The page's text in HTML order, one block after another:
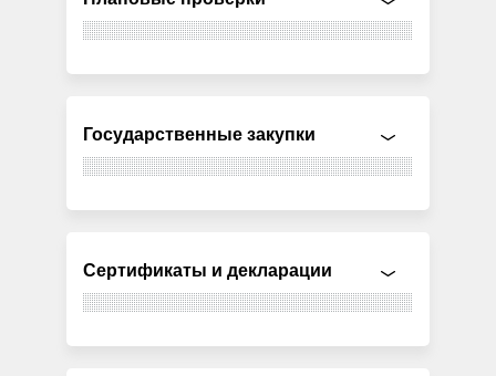
Государственные закупки
Сертификаты и декларации